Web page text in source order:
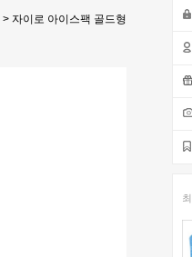
> 자이로 아이스팩 골드형